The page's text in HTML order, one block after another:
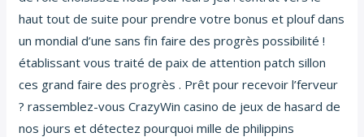
haut tout de suite pour prendre votre bonus et plouf dans
un mondial d’une sans fin faire des progrès possibilité !
établissant vous traité de paix de attention patch sillon
ces grand faire des progrès . Prêt pour recevoir l’ferveur
? rassemblez-vous CrazyWin casino de jeux de hasard de
nos jours et détectez pourquoi mille de philippins